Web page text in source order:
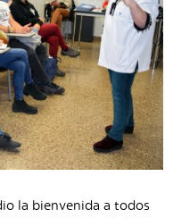
la bienvenida a todos